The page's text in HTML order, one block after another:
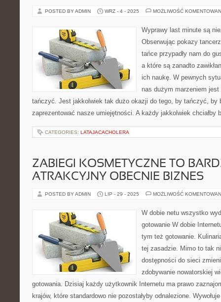
POSTED BY ADMIN WRZ - 4 - 2025 MOŻLIWOŚĆ
Wyprawy last minute są
Obserwując pokazy
tańce przypadły nam do
a które są zanadto
ich naukę. W pewnych
nas dużym marzeniem
tańczyć. Jest jakkolwiek tak dużo okazji do tego, by tańczyć, by
zaprezentować nasze umiejętności. A każdy jakkolwiek
CATEGORIES: LATAJACACHOLERA
ZABIEGI KOSMETYCZNE TO
ATRAKCYJNY OBECNIE BIZNES
POSTED BY ADMIN LIP - 29 - 2025 MOŻLIWOŚĆ
W dobie netu wszystko
gotowanie W dobie
tym też gotowanie.
tej zasadzie. Mimo to tak
dostępności do sieci
zdobywanie nowatorskiej
gotowania. Dzisiaj każdy użytkownik Internetu ma prawo
krajów, które standardowo nie pozostałyby odnalezione.